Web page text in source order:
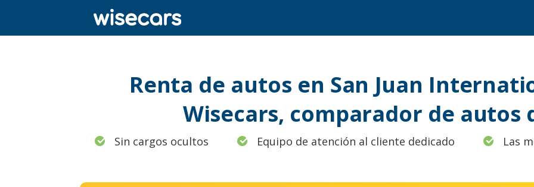
Renta de autos en San Juan
Wisecars, comparador de autos
Sin cargos ocultos Equipo de atención al cliente dedicado Las